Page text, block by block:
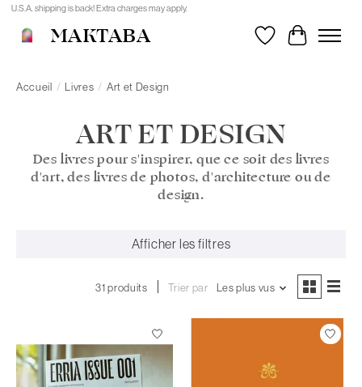
U.S.A. shipping is back! Extra charges may apply.
MAKTABA Liste de souhaits
Panier
Accueil / Livres / Art et Design
ART ET DESIGN
Des livres pour s'inspirer, que ce soit des livres
d'art, des livres de photos, d'architecture ou de
design.
Afficher les filtres
31 produits Trier par Les plus vus